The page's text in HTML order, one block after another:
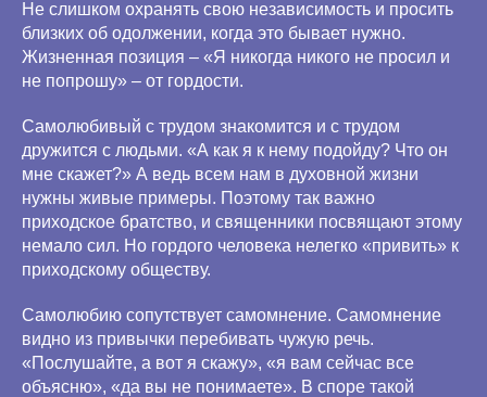
Не слишком охранять свою независимость и просить
близких об одолжении, когда это бывает нужно.
Жизненная позиция – «Я никогда никого не просил и
не попрошу» – от гордости.
Самолюбивый с трудом знакомится и с трудом
дружится с людьми. «А как я к нему подойду? Что он
мне скажет?» А ведь всем нам в духовной жизни
нужны живые примеры. Поэтому так важно
приходское братство, и священники посвящают этому
немало сил. Но гордого человека нелегко «привить» к
приходскому обществу.
Самолюбию сопутствует самомнение. Самомнение
видно из привычки перебивать чужую речь.
«Послушайте, а вот я скажу», «я вам сейчас все
объясню», «да вы не понимаете». В споре такой